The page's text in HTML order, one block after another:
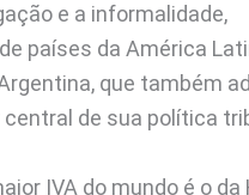
e a informalidade,
países da América
que também
central de sua política
IVA do mundo é o da